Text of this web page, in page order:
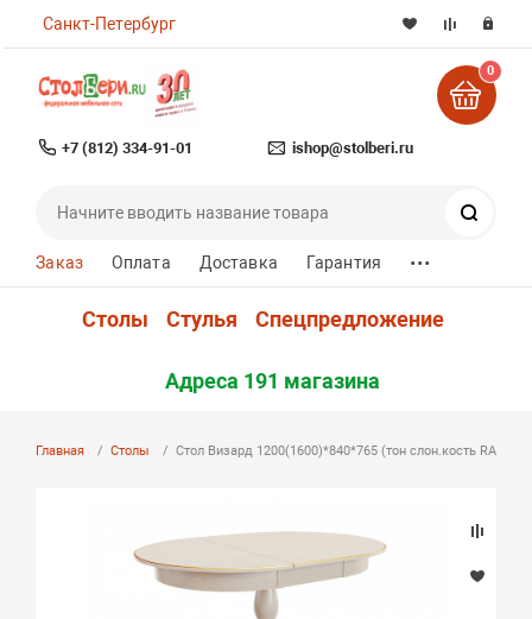
Санкт-Петербург
+7 (812) 334-91-01 ishop@stolberi.ru
0
Заказ Оплата Доставка Гарантия ...
Столы Стулья Спецпредложение
Адреса 191 магазина
Главная Столы Стол Визард 1200(1600)*840*765 (тон слон.кость